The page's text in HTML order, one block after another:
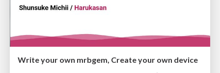
Write your own mrbgem, Create your own device